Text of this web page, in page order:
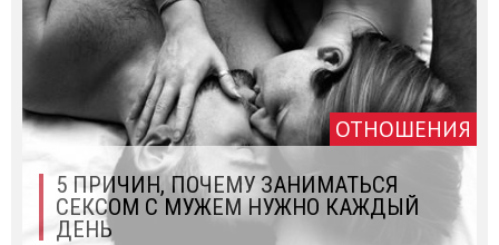
ОТНОШЕНИЯ
5 ПРИЧИН, ПОЧЕМУ ЗАНИМАТЬСЯ
СЕКСОМ С МУЖЕМ НУЖНО КАЖДЫЙ
ДЕНЬ